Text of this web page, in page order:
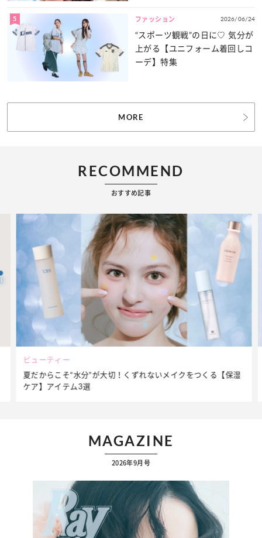
5 ファッション 2026/06/24
“スポーツ観戦”の日に♡ 気分が
上がる【ユニフォーム着回しコ
ーデ】特集
MORE
RECOMMEND
おすすめ記事
ビューティー
夏だからこそ“水分”が大切！くずれないメイクをつくる【保湿
ケア】アイテム3選
MAGAZINE
2026年9月号